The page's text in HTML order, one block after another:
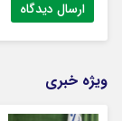
ویژه خبری